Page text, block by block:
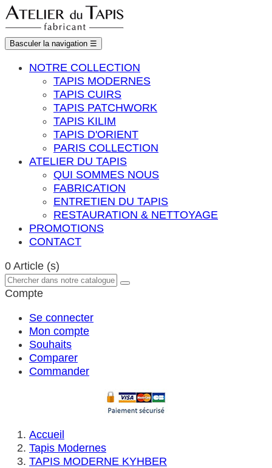
Basculer la navigation ☰
NOTRE COLLECTION
TAPIS MODERNES
TAPIS CUIRS
TAPIS PATCHWORK
TAPIS KILIM
TAPIS D'ORIENT
PARIS COLLECTION
ATELIER DU TAPIS
QUI SOMMES NOUS
FABRICATION
ENTRETIEN DU TAPIS
RESTAURATION & NETTOYAGE
PROMOTIONS
CONTACT
0 Article (s)
Compte
Se connecter
Mon compte
Souhaits
Comparer
Commander
Accueil
Tapis Modernes
TAPIS MODERNE KYHBER